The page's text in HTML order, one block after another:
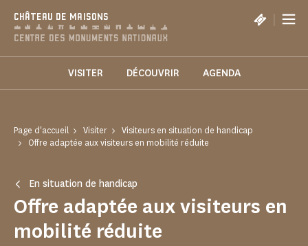
CHÂTEAU DE MAISONS |
VISITER DÉCOUVRIR AGENDA
Page d'accueil Visiter
Visiteurs en situation de handicap
Offre adaptée aux visiteurs en mobilité réduite
En situation de handicap
Offre adaptée aux visiteurs en
mobilité réduite